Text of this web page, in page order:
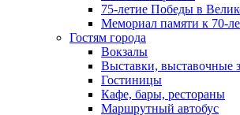
75-летие Победы в
Мемориал памяти к 70-
Гостям города
Вокзалы
Выставки, выставочные
Гостиницы
Кафе, бары, рестораны
Маршрутный автобус